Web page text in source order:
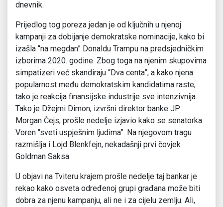
dnevnik.
Prijedlog tog poreza jedan je od ključnih u njenoj
kampanji za dobijanje demokratske nominacije, kako bi
izašla “na megdan” Donaldu Trampu na predsjedničkim
izborima 2020. godine. Zbog toga na njenim skupovima
simpatizeri već skandiraju “Dva centa”, a kako njena
popularnost među demokratskim kandidatima raste,
tako je reakcija finansijske industrije sve intenzivnija.
Tako je Džejmi Dimon, izvršni direktor banke JP
Morgan Čejs, prošle nedelje izjavio kako se senatorka
Voren “sveti uspješnim ljudima”. Na njegovom tragu
razmišlja i Lojd Blenkfejn, nekadašnji prvi čovjek
Goldman Saksa.
U objavi na Tviteru krajem prošle nedelje taj bankar je
rekao kako osveta određenoj grupi građana može biti
dobra za njenu kampanju, ali ne i za cijelu zemlju. Ali,